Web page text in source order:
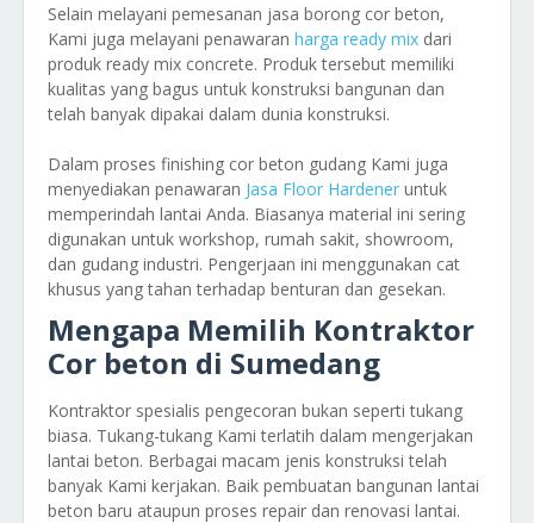
Selain melayani pemesanan jasa borong cor beton,
Kami juga melayani penawaran harga ready mix dari
produk ready mix concrete. Produk tersebut memiliki
kualitas yang bagus untuk konstruksi bangunan dan
telah banyak dipakai dalam dunia konstruksi.
Dalam proses finishing cor beton gudang Kami juga
menyediakan penawaran Jasa Floor Hardener untuk
memperindah lantai Anda. Biasanya material ini sering
digunakan untuk workshop, rumah sakit, showroom,
dan gudang industri. Pengerjaan ini menggunakan cat
khusus yang tahan terhadap benturan dan gesekan.
Mengapa Memilih Kontraktor
Cor beton di Sumedang
Kontraktor spesialis pengecoran bukan seperti tukang
biasa. Tukang-tukang Kami terlatih dalam mengerjakan
lantai beton. Berbagai macam jenis konstruksi telah
banyak Kami kerjakan. Baik pembuatan bangunan lantai
beton baru ataupun proses repair dan renovasi lantai.